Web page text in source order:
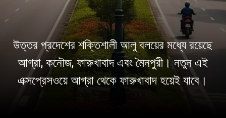
উত্তর প্রদেশের শক্তিশালী আলু বলয়ের মধ্যে রয়েছে
আগ্রা, কনৌজ, ফারুখাবাদ এবং মৈনপুরী। নতুন এই
এক্সপ্রেসওয়ে আগ্রা থেকে ফারুখাবাদ হয়েই যাবে।